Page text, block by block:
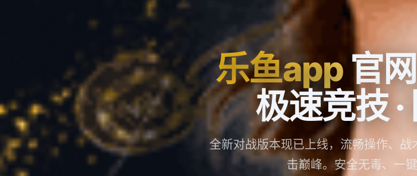
乐鱼app 官
极速竞技
全新对战版本现已上线，流畅操作、
击巅峰。安全无毒、一